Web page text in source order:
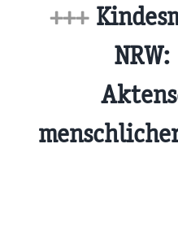
+++